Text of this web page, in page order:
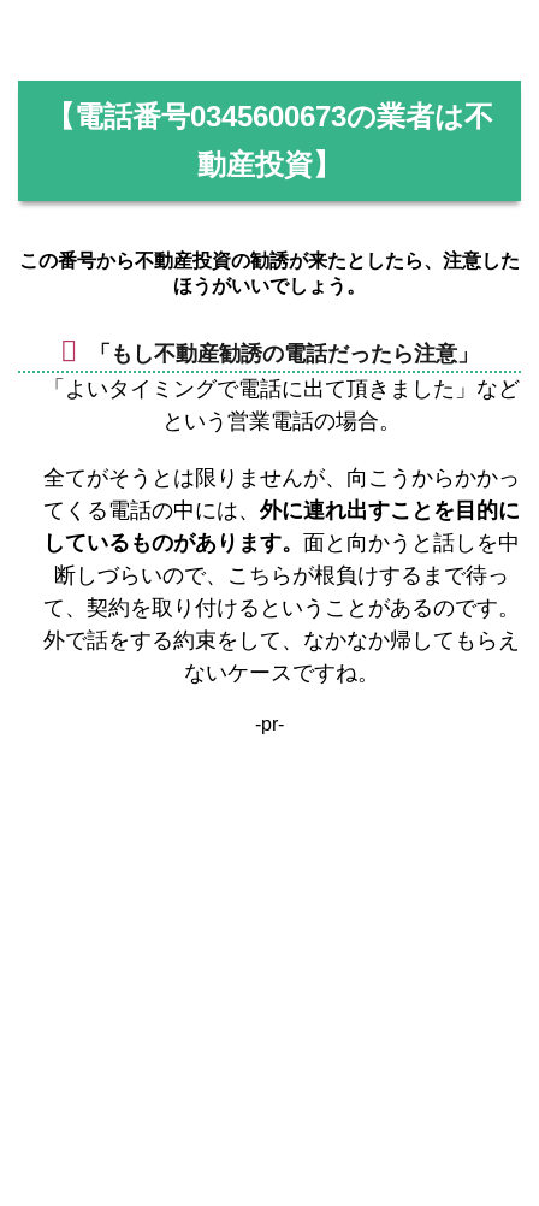
【電話番号0345600673の業者は不
動産投資】
この番号から不動産投資の勧誘が来たとしたら、注意した
ほうがいいでしょう。
「もし不動産勧誘の電話だったら注意」
「よいタイミングで電話に出て頂きました」など
という営業電話の場合。
全てがそうとは限りませんが、向こうからかかっ
てくる電話の中には、 外に連れ出すことを目的に
しているものがあります。 面と向かうと話しを中
断しづらいので、こちらが根負けするまで待っ
て、契約を取り付けるということがあるのです。
外で話をする約束をして、なかなか帰してもらえ
ないケースですね。
-pr-